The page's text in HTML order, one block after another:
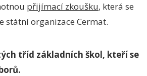
přijímací zkoušku, která se
státní organizace Cermat.
tříd základních škol, kteří se